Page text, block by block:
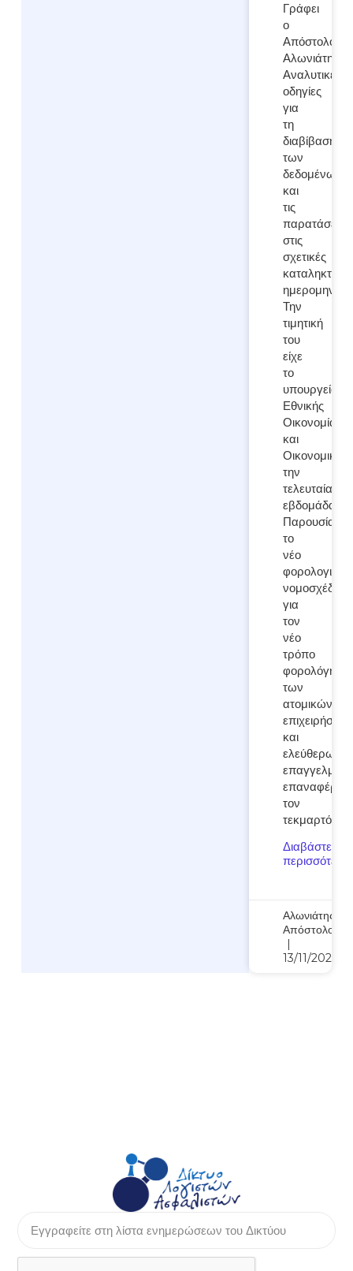
Γράφει
ο
Απόστολος
Αλωνιάτης
Αναλυτικές
οδηγίες
για
τη
διαβίβαση
των
δεδομένων
και
τις
παρατάσεις
στις
σχετικές
καταληκτικές
ημερομηνίες.
Την
τιμητική
του
είχε
το
υπουργείο
Εθνικής
Οικονομίας
και
Οικονομικών
την
τελευταία
εβδομάδα.
Παρουσίασε
το
νέο
φορολογικό
νομοσχέδιο
για
τον
νέο
τρόπο
των
ατομικών
και
ελεύθερων
τον
τεκμαρτό
Διαβάστε
Αλωνιάτης
Απόστολος
13/11/2023